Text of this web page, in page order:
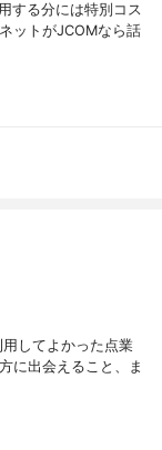
する分には特別コス
ットがJCOMなら話
してよかった点業
に出会えること、ま